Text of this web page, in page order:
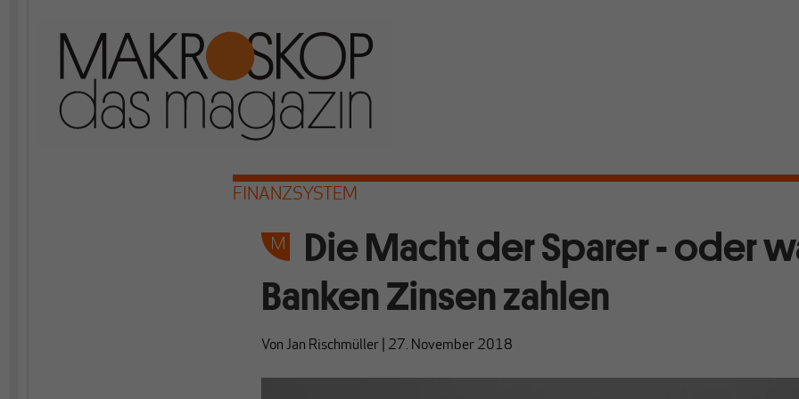
FINANZSYSTEM
Die Macht der Sparer - oder
Banken Zinsen zahlen
VonJan Rischmüller 27. November 2018